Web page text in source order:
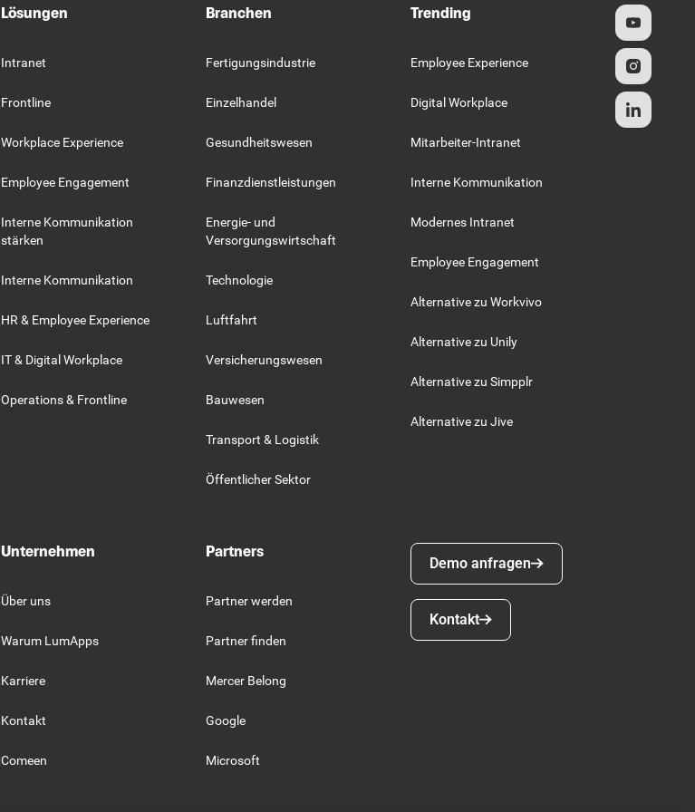
Lösungen
Intranet
Frontline
Workplace Experience
Employee Engagement
Interne Kommunikation
stärken
Interne Kommunikation
HR & Employee Experience
IT & Digital Workplace
Operations & Frontline
Branchen
Fertigungsindustrie
Einzelhandel
Gesundheitswesen
Finanzdienstleistungen
Energie- und
Versorgungswirtschaft
Technologie
Luftfahrt
Versicherungswesen
Bauwesen
Transport & Logistik
Öffentlicher Sektor
Trending
Employee Experience
Digital Workplace
Mitarbeiter-Intranet
Interne Kommunikation
Modernes Intranet
Employee Engagement
Alternative zu Workvivo
Alternative zu Unily
Alternative zu Simpplr
Alternative zu Jive
Unternehmen
Über uns
Warum LumApps
Karriere
Kontakt
Comeen
Partners
Partner werden
Partner finden
Mercer Belong
Google
Microsoft
Demo anfragen
Demo anfragen
Kontakt
Kontakt